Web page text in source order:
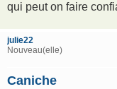
qui peut on faire
julie22
Nouveau(elle)
Caniche